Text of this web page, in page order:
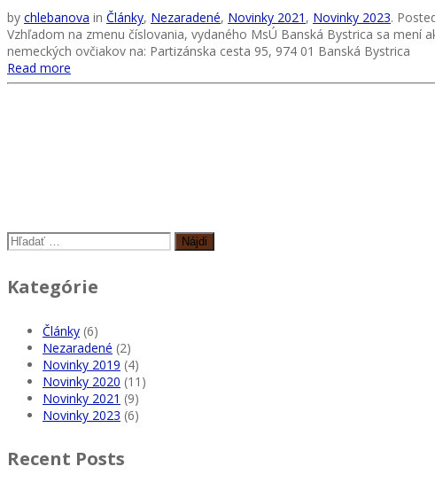
by chlebanova in Články, Nezaradené, Novinky 2021 , Novinky 2023.
Vzhľadom na zmenu číslovania, vydaného MsÚ Banská Bystrica sa mení
nemeckých ovčiakov na: Partizánska cesta 95, 974 01 Banská Bystrica
Read more
Hľadať:
Kategórie
Články (6)
Nezaradené (2)
Novinky 2019 (4)
Novinky 2020 (11)
Novinky 2021 (9)
Novinky 2023 (6)
Recent Posts